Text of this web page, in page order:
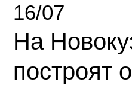
16/07
На
построят